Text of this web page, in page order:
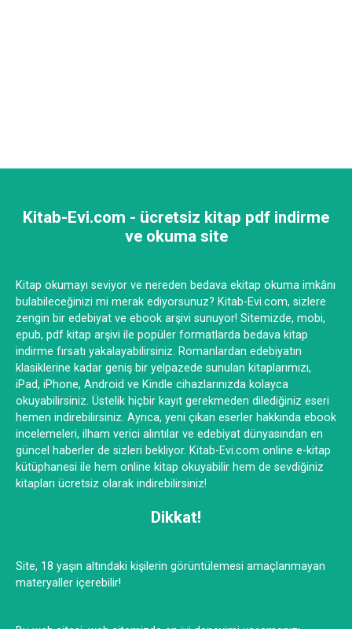
Kitab-Evi.com - ücretsiz kitap pdf indirme
ve okuma site
Kitap okumayı seviyor ve nereden bedava ekitap okuma imkânı
bulabileceğinizi mi merak ediyorsunuz? Kitab-Evi.com, sizlere
zengin bir edebiyat ve ebook arşivi sunuyor! Sitemizde, mobi,
epub, pdf kitap arşivi ile popüler formatlarda bedava kitap
indirme fırsatı yakalayabilirsiniz. Romanlardan edebiyatın
klasiklerine kadar geniş bir yelpazede sunulan kitaplarımızı,
iPad, iPhone, Android ve Kindle cihazlarınızda kolayca
okuyabilirsiniz. Üstelik hiçbir kayıt gerekmeden dilediğiniz eseri
hemen indirebilirsiniz. Ayrıca, yeni çıkan eserler hakkında ebook
incelemeleri, ilham verici alıntılar ve edebiyat dünyasından en
güncel haberler de sizleri bekliyor. Kitab-Evi.com online e-kitap
kütüphanesi ile hem online kitap okuyabilir hem de sevdiğiniz
kitapları ücretsiz olarak indirebilirsiniz!
Dikkat!
Site, 18 yaşın altındaki kişilerin görüntülemesi amaçlanmayan
materyaller içerebilir!